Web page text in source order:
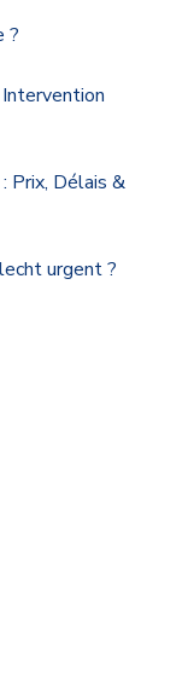
?
Prix, Délais &
urgent ?